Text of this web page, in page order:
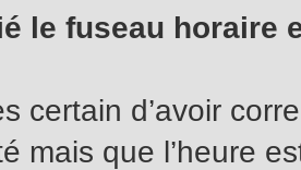
le fuseau horaire
certain d’avoir
mais que l’heure